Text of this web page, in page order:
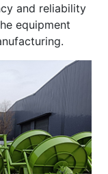
and reliability
equipment